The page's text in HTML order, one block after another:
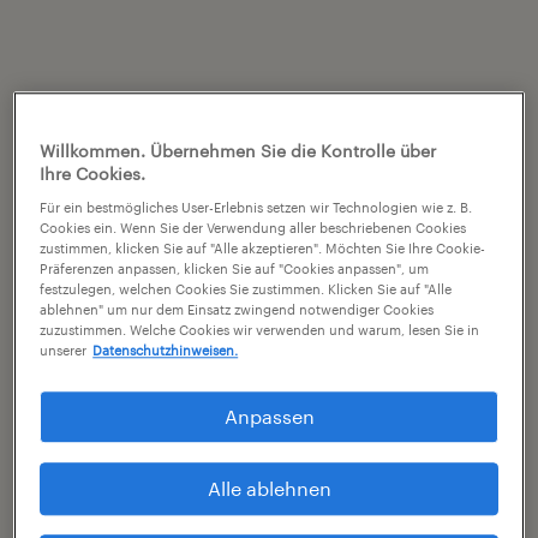
Willkommen. Übernehmen Sie die Kontrolle über
Ihre Cookies.
Für ein bestmögliches User-Erlebnis setzen wir Technologien wie z. B.
Cookies ein. Wenn Sie der Verwendung aller beschriebenen Cookies
zustimmen, klicken Sie auf "Alle akzeptieren". Möchten Sie Ihre Cookie-
Präferenzen anpassen, klicken Sie auf "Cookies anpassen", um
festzulegen, welchen Cookies Sie zustimmen. Klicken Sie auf "Alle
ablehnen" um nur dem Einsatz zwingend notwendiger Cookies
zuzustimmen. Welche Cookies wir verwenden und warum, lesen Sie in
unserer Datenschutzhinweisen.
Anpassen
Alle ablehnen